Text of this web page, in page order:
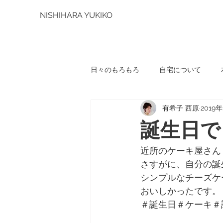
NISHIHARA YUKIKO
日々のもろもろ 自宅について
誕生日
有希子 西原2019
近所のケーキ屋さ
さすがに、自分の
シンプルなチーズ
おいしかったです。
＃誕生日＃ケーキ